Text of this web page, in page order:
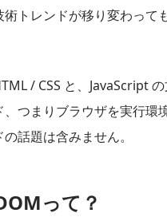
トレンドが移り変わっ
/ CSS と、JavaScript
、つまりブラウザを実行
話題は含みません。
って？